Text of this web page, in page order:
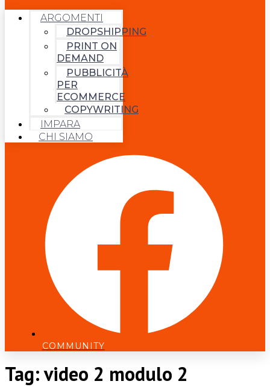
ARGOMENTI
DROPSHIPPING
PRINT ON
DEMAND
PUBBLICITÀ
PER
ECOMMERCE
COPYWRITING
IMPARA
CHI SIAMO
COMMUNITY
Tag:video 2 modulo 2